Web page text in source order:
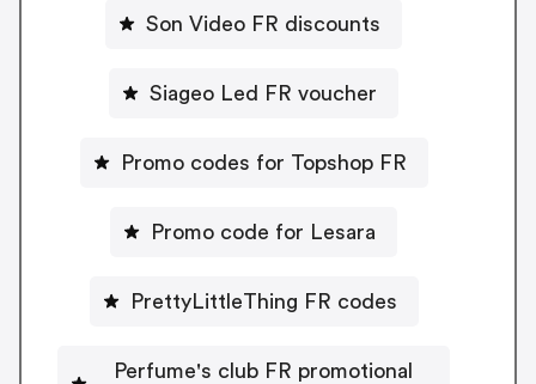
Son Video FR discounts
Siageo Led FR voucher
Promo codes for Topshop FR
Promo code for Lesara
PrettyLittleThing FR codes
Perfume's club FR promotional